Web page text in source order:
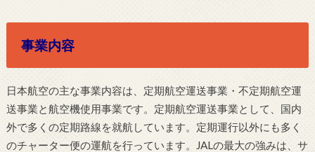
事業内容
日本航空の主な事業内容は、定期航空運送事業・不定期航空運
送事業と航空機使用事業です。定期航空運送事業として、国内
外で多くの定期路線を就航しています。定期運行以外にも多く
のチャーター便の運航を行っています。JALの最大の強みは、サ